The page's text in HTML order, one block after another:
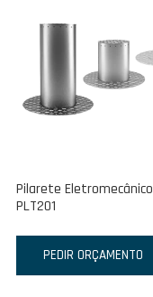
Pilarete Eletromecânico
PLT201
PEDIR ORÇAMENTO